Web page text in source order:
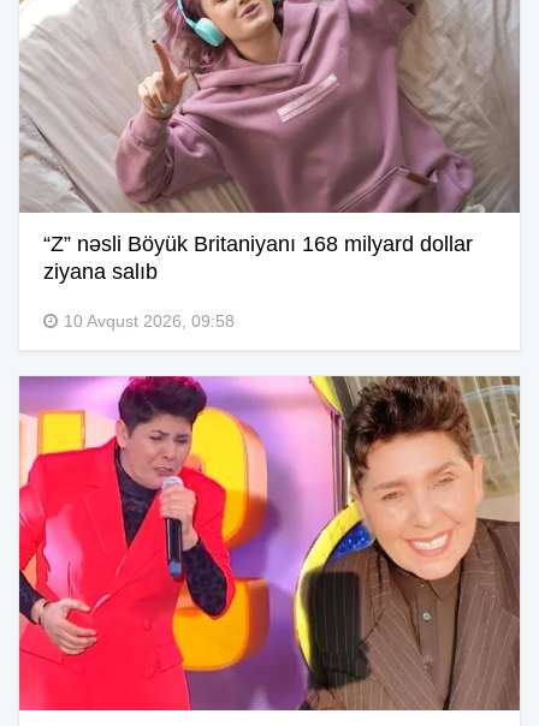
“Z” nəsli Böyük Britaniyanı 168 milyard dollar
ziyana salıb
10 Avqust 2026, 09:58